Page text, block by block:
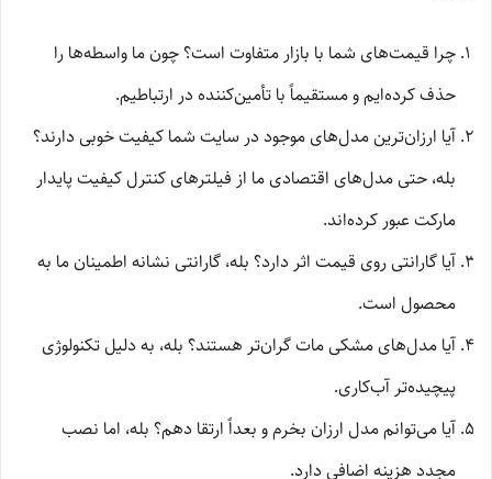
چرا قیمت‌های شما با بازار متفاوت است؟ چون ما واسطه‌ها را
حذف کرده‌ایم و مستقیماً با تأمین‌کننده در ارتباطیم.
آیا ارزان‌ترین مدل‌های موجود در سایت شما کیفیت خوبی دارند؟
بله، حتی مدل‌های اقتصادی ما از فیلترهای کنترل کیفیت پایدار
مارکت عبور کرده‌اند.
آیا گارانتی روی قیمت اثر دارد؟ بله، گارانتی نشانه اطمینان ما به
محصول است.
آیا مدل‌های مشکی مات گران‌تر هستند؟ بله، به دلیل تکنولوژی
پیچیده‌تر آب‌کاری.
آیا می‌توانم مدل ارزان بخرم و بعداً ارتقا دهم؟ بله، اما نصب
مجدد هزینه اضافی دارد.